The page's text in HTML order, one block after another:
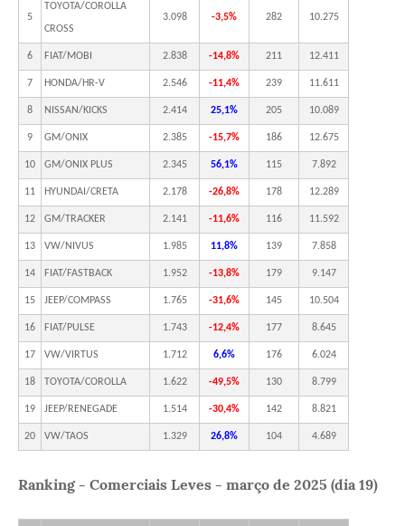
5
TOYOTA/COROLLA
CROSS
3.098 -3,5% 282 10.275
6 FIAT/MOBI 2.838 -14,8% 211 12.411
7 HONDA/HR-V 2.546 -11,4% 239 11.611
8 NISSAN/KICKS 2.414 25,1% 205 10.089
9 GM/ONIX 2.385 -15,7% 186 12.675
10 GM/ONIX PLUS 2.345 56,1% 115 7.892
11 HYUNDAI/CRETA 2.178 -26,8% 178 12.289
12 GM/TRACKER 2.141 -11,6% 116 11.592
13 VW/NIVUS 1.985 11,8% 139 7.858
14 FIAT/FASTBACK 1.952 -13,8% 179 9.147
15 JEEP/COMPASS 1.765 -31,6% 145 10.504
16 FIAT/PULSE 1.743 -12,4% 177 8.645
17 VW/VIRTUS 1.712 6,6% 176 6.024
18 TOYOTA/COROLLA 1.622 -49,5% 130 8.799
19 JEEP/RENEGADE 1.514 -30,4% 142 8.821
20 VW/TAOS 1.329 26,8% 104 4.689
Ranking - Comerciais Leves - março de 2025 (dia 19)